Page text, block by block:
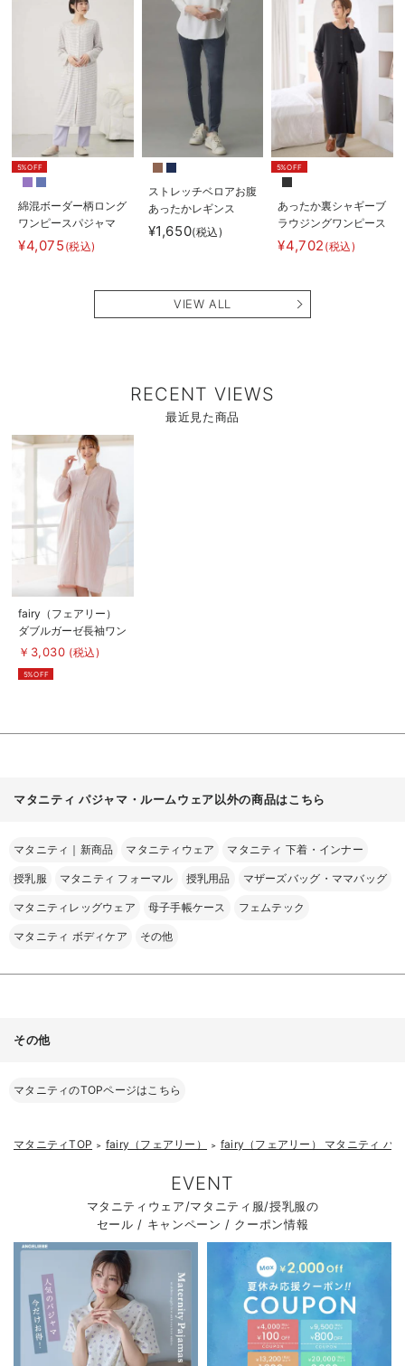
5%OFF
綿混ボーダー柄ロング
ワンピースパジャマ
マタニティ・授乳パジ
ャマ【出産後も長く使
¥4,075 (税込)
ストレッチベロアお腹
あったかレギンス
fairy（フェアリー）
マタニティ・産後
¥1,650(税込)
5%OFF
あったか裏シャギーブ
ラウジングワンピース
パジャマ fairy（フェ
アリー）マタニティ・
使える】
¥4,702 (税込)
VIEW ALL
RECENT VIEWS
最近見た商品
商
品
商
品
詳
細
を
見
る
fairy（フェアリー）
ダブルガーゼ長袖ワン
ピース ネグリジェパ
ジャマ（フロントスナ
ップ） マタニティ・
￥3,030 (税込)
5%OFF
マタニティ パジャマ・ルームウェア以外の商品はこちら
マタニティ｜新商品 マタニティウェア マタニティ 下着・インナー
授乳服 マタニティ フォーマル 授乳用品 マザーズバッグ・ママバッグ
マタニティレッグウェア 母子手帳ケース フェムテック
マタニティ ボディケア その他
その他
マタニティのTOPページはこちら
マタニティTOP ＞ fairy（フェアリー） ＞ fairy（フェアリー） マタニティ パ
EVENT
マタニティウェア/マタニティ服/授乳服の
セール / キャンペーン / クーポン情報